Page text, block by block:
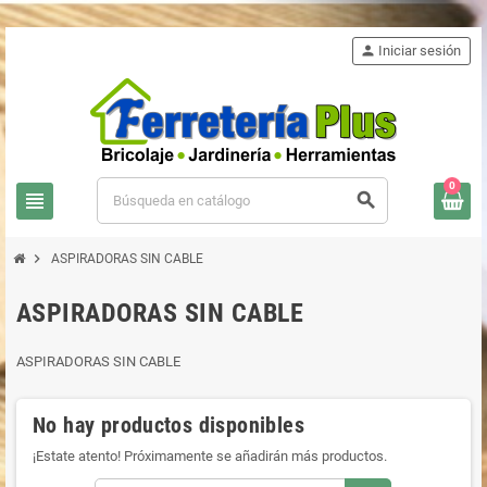
view_headline search
person Iniciar sesión
0
chevron_right ASPIRADORAS SIN CABLE
ASPIRADORAS SIN CABLE
ASPIRADORAS SIN CABLE
No hay productos disponibles
¡Estate atento! Próximamente se añadirán más productos.